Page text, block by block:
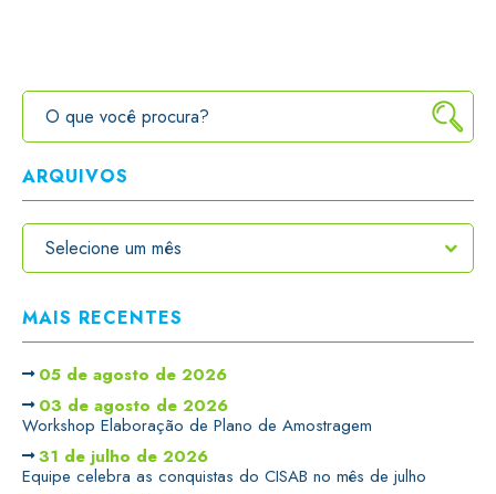
ARQUIVOS
MAIS RECENTES
05 de agosto de 2026
03 de agosto de 2026
Workshop Elaboração de Plano de Amostragem
31 de julho de 2026
Equipe celebra as conquistas do CISAB no mês de julho